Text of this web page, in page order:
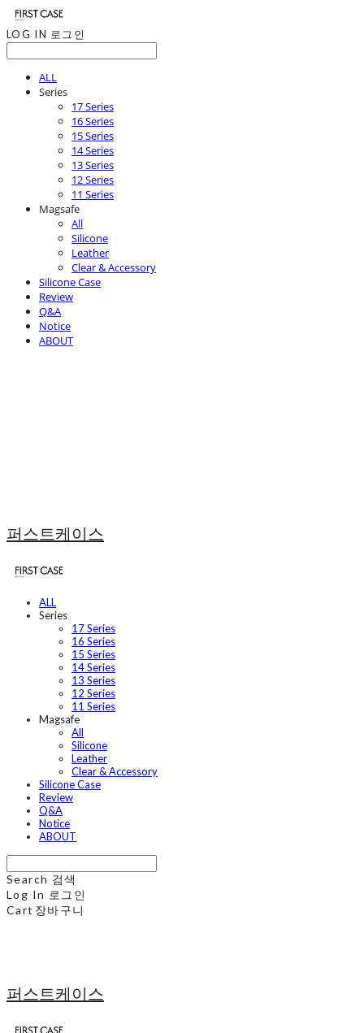
LOG IN 로그인
ALL
Series
17 Series
16 Series
15 Series
14 Series
13 Series
12 Series
11 Series
Magsafe
All
Silicone
Leather
Clear & Accessory
Silicone Case
Review
Q&A
Notice
ABOUT
퍼스트케이스
ALL
Series
17 Series
16 Series
15 Series
14 Series
13 Series
12 Series
11 Series
Magsafe
All
Silicone
Leather
Clear & Accessory
Silicone Case
Review
Q&A
Notice
ABOUT
Search 검색
Log In 로그인
Cart 장바구니
퍼스트케이스